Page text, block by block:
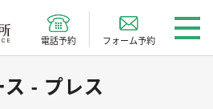
電話予約 フォーム予約
- プレス